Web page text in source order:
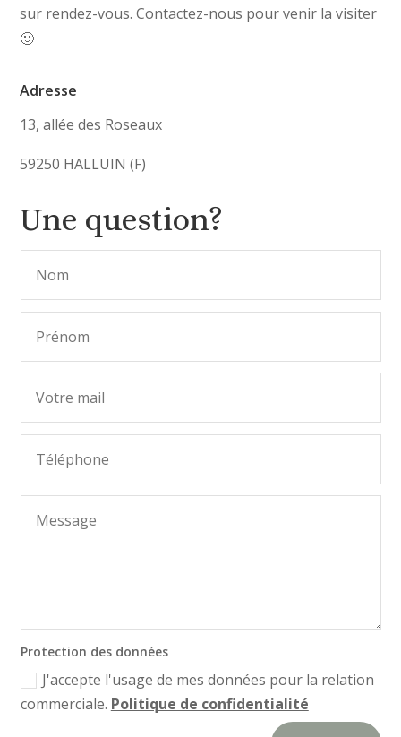
sur rendez-vous. Contactez-nous pour venir la visiter
🙂
Adresse
13, allée des Roseaux
59250 HALLUIN (F)
Une question?
Protection des données
J'accepte l'usage de mes données pour la relation
commerciale. Politique de confidentialité